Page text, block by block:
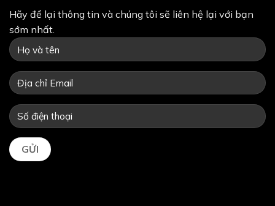
Hãy để lại thông tin và chúng tôi sẽ liên hệ lại với bạn
sớm nhất.